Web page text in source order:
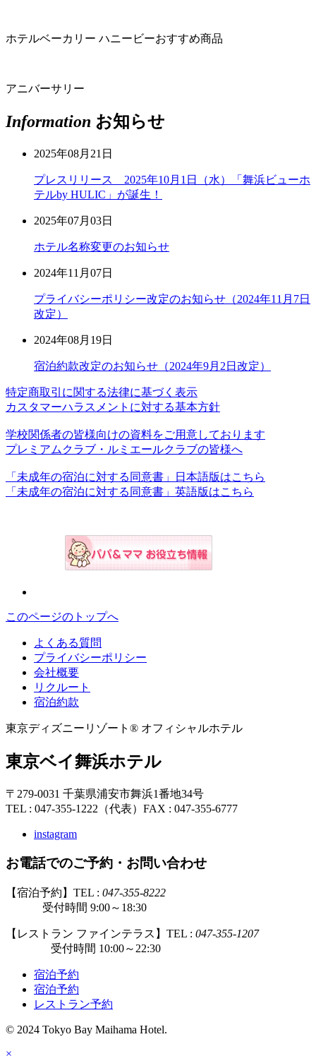
ホテルベーカリー ハニービーおすすめ商品
アニバーサリー
Information お知らせ
2025年08月21日
プレスリリース 2025年10月1日（水）「舞浜ビューホ
テルby HULIC」が誕生！
2025年07月03日
ホテル名称変更のお知らせ
2024年11月07日
プライバシーポリシー改定のお知らせ（2024年11月7日
改定）
2024年08月19日
宿泊約款改定のお知らせ（2024年9月2日改定）
特定商取引に関する法律に基づく表示
カスタマーハラスメントに対する基本方針
学校関係者の皆様向けの資料をご用意しております
プレミアムクラブ・ルミエールクラブの皆様へ
「未成年の宿泊に対する同意書」日本語版はこちら
「未成年の宿泊に対する同意書」英語版はこちら
このページのトップへ
よくある質問
プライバシーポリシー
会社概要
リクルート
宿泊約款
東京ディズニーリゾート® オフィシャルホテル
東京ベイ舞浜ホテル
〒279-0031 千葉県浦安市舞浜1番地34号
TEL : 047-355-1222（代表） FAX : 047-355-6777
instagram
お電話でのご予約・お問い合わせ
【宿泊予約】TEL : 047-355-8222
受付時間 9:00～18:30
【レストラン ファインテラス】TEL : 047-355-1207
受付時間 10:00～22:30
宿泊予約
宿泊予約
レストラン予約
© 2024 Tokyo Bay Maihama Hotel.
×